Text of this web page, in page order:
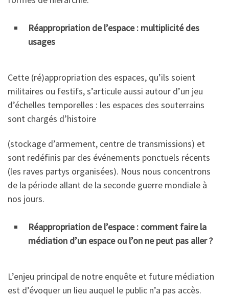
Réappropriation de l’espace : multiplicité des
usages
Cette (ré)appropriation des espaces, qu’ils soient
militaires ou festifs, s’articule aussi autour d’un jeu
d’échelles temporelles : les espaces des souterrains
sont chargés d’histoire
(stockage d’armement, centre de transmissions) et
sont redéfinis par des événements ponctuels récents
(les raves partys organisées). Nous nous concentrons
de la période allant de la seconde guerre mondiale à
nos jours.
Réappropriation de l’espace : comment faire la
médiation d’un espace ou l’on ne peut pas aller ?
L’enjeu principal de notre enquête et future médiation
est d’évoquer un lieu auquel le public n’a pas accès.